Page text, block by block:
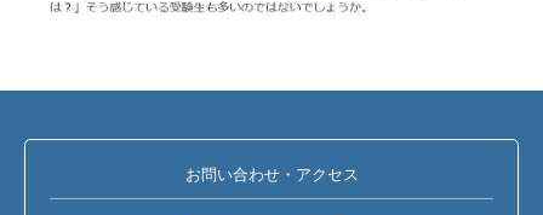
お問い合わせ・アクセス